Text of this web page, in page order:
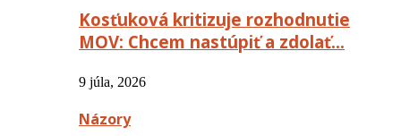
Kosťuková kritizuje rozhodnutie
MOV: Chcem nastúpiť a zdolať…
9 júla, 2026
Názory